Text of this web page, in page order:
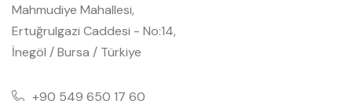
Mahmudiye Mahallesi,
Ertuğrulgazi Caddesi - No:14,
İnegöl / Bursa / Türkiye
+90 549 650 17 60